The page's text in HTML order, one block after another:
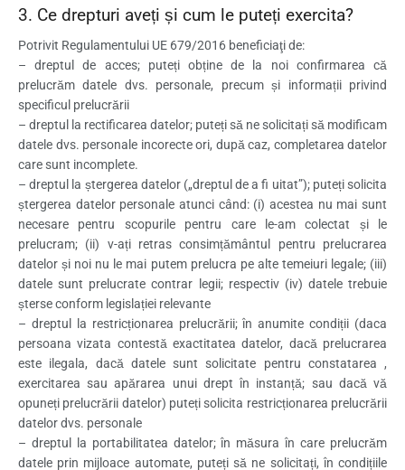
3. Ce drepturi aveți și cum le puteți exercita?
Potrivit Regulamentului UE 679/2016 beneficiaţi de:
– dreptul de acces; puteți obține de la noi confirmarea că
prelucrăm datele dvs. personale, precum și informații privind
specificul prelucrării
– dreptul la rectificarea datelor; puteți să ne solicitați să modificam
datele dvs. personale incorecte ori, după caz, completarea datelor
care sunt incomplete.
– dreptul la ștergerea datelor („dreptul de a fi uitat”); puteți solicita
ștergerea datelor personale atunci când: (i) acestea nu mai sunt
necesare pentru scopurile pentru care le-am colectat și le
prelucram; (ii) v-ați retras consimțământul pentru prelucrarea
datelor și noi nu le mai putem prelucra pe alte temeiuri legale; (iii)
datele sunt prelucrate contrar legii; respectiv (iv) datele trebuie
șterse conform legislației relevante
– dreptul la restricționarea prelucrării; în anumite condiții (daca
persoana vizata contestă exactitatea datelor, dacă prelucrarea
este ilegala, dacă datele sunt solicitate pentru constatarea ,
exercitarea sau apărarea unui drept în instanță; sau dacă vă
opuneți prelucrării datelor) puteți solicita restricționarea prelucrării
datelor dvs. personale
– dreptul la portabilitatea datelor; în măsura în care prelucrăm
datele prin mijloace automate, puteți să ne solicitați, în condițiile